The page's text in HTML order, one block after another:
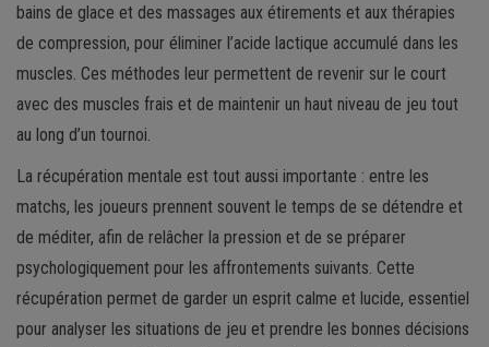
bains de glace et des massages aux étirements et aux thérapies
de compression, pour éliminer l’acide lactique accumulé dans les
muscles. Ces méthodes leur permettent de revenir sur le court
avec des muscles frais et de maintenir un haut niveau de jeu tout
au long d’un tournoi.
La récupération mentale est tout aussi importante : entre les
matchs, les joueurs prennent souvent le temps de se détendre et
de méditer, afin de relâcher la pression et de se préparer
psychologiquement pour les affrontements suivants. Cette
récupération permet de garder un esprit calme et lucide, essentiel
pour analyser les situations de jeu et prendre les bonnes décisions